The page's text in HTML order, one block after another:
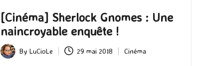
[Cinéma] Sherlock Gnomes : Une
naincroyable enquête !
Posted
By LuCioLe 29 mai 2018
Posted
Cinéma